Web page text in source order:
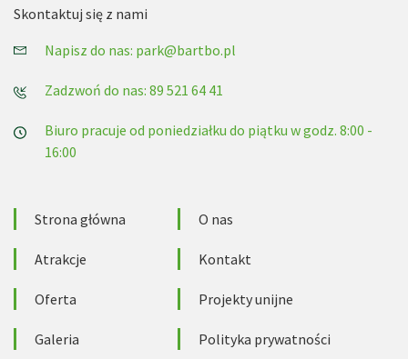
Skontaktuj się z nami
Napisz do nas: park@bartbo.pl
Zadzwoń do nas: 89 521 64 41
Biuro pracuje od poniedziałku do piątku w godz. 8:00 -
16:00
Strona główna
Atrakcje
Oferta
Galeria
O nas
Kontakt
Projekty unijne
Polityka prywatności